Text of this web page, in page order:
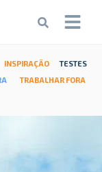
INSPIRAÇÃO
TESTES
TRABALHAR FORA